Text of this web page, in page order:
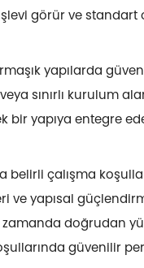
görür ve
yapılarda
sınırlı kurulum
yapıya entegre
çalışma
yapısal
doğrudan
güvenilir